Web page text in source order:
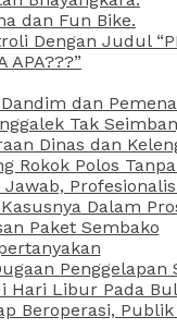
dan Fun Bike.
Dengan Judul
APA???”
dan
Tak
Dinas dan
Rokok Polos
Dalam
Paket Sembako
Penggelapan
Hari Libur Pada
Beroperasi,